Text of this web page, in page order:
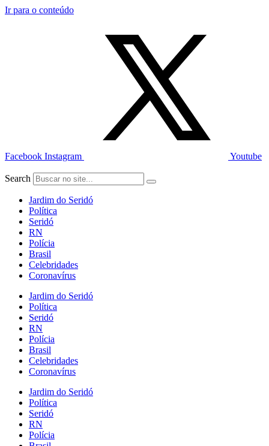
Ir para o conteúdo
Facebook Instagram Youtube
Search
Jardim do Seridó
Política
Seridó
RN
Polícia
Brasil
Celebridades
Coronavírus
Jardim do Seridó
Política
Seridó
RN
Polícia
Brasil
Celebridades
Coronavírus
Jardim do Seridó
Política
Seridó
RN
Polícia